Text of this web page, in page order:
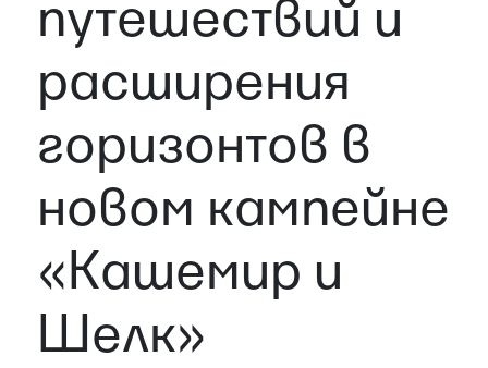
путешествий и
расширения
горизонтов в
новом кампейне
«Кашемир и
Шелк»